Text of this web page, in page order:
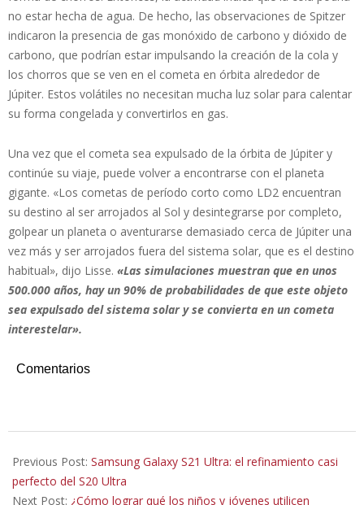
no estar hecha de agua. De hecho, las observaciones de Spitzer
indicaron la presencia de gas monóxido de carbono y dióxido de
carbono, que podrían estar impulsando la creación de la cola y
los chorros que se ven en el cometa en órbita alrededor de
Júpiter. Estos volátiles no necesitan mucha luz solar para calentar
su forma congelada y convertirlos en gas.
Una vez que el cometa sea expulsado de la órbita de Júpiter y
continúe su viaje, puede volver a encontrarse con el planeta
gigante. «Los cometas de período corto como LD2 encuentran
su destino al ser arrojados al Sol y desintegrarse por completo,
golpear un planeta o aventurarse demasiado cerca de Júpiter una
vez más y ser arrojados fuera del sistema solar, que es el destino
habitual», dijo Lisse. «Las simulaciones muestran que en unos
500.000 años, hay un 90% de probabilidades de que este objeto
sea expulsado del sistema solar y se convierta en un cometa
interestelar».
Comentarios
02-
27
Previous Post: Samsung Galaxy S21 Ultra: el refinamiento casi
perfecto del S20 Ultra
Next Post: ¿Cómo lograr qué los niños y jóvenes utilicen